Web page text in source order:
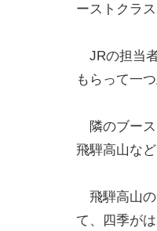
ーストクラ
JRの担当
もらって一
隣のブース
飛騨高山な
飛騨高山の
て、四季が